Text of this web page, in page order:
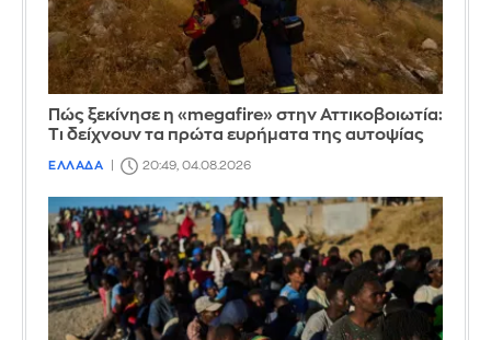
Πώς ξεκίνησε η «megafire» στην Αττικοβοιωτία:
Τι δείχνουν τα πρώτα ευρήματα της αυτοψίας
ΕΛΛΑΔΑ 20:49, 04.08.2026